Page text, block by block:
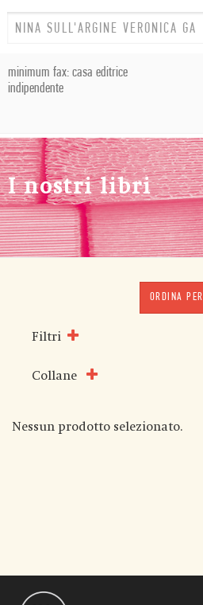
minimum fax: casa editrice
indipendente
I nostri libri
ORDINA PER
Filtri
Collane
Nessun prodotto selezionato.